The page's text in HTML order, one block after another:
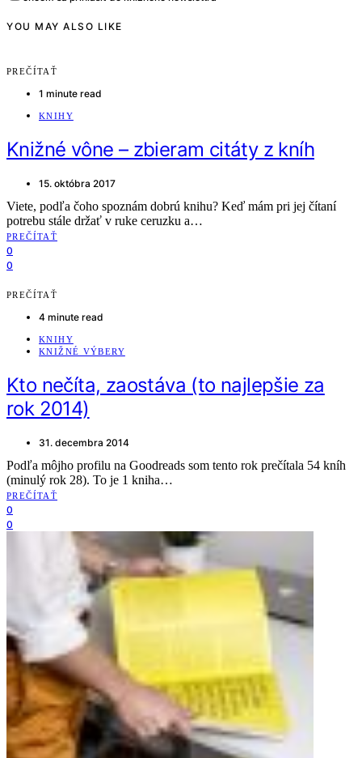
YOU MAY ALSO LIKE
PREČÍTAŤ
1 minute read
KNIHY
Knižné vône – zbieram citáty z kníh
15. októbra 2017
Viete, podľa čoho spoznám dobrú knihu? Keď mám pri jej čítaní
potrebu stále držať v ruke ceruzku a…
PREČÍTAŤ
0
0
PREČÍTAŤ
4 minute read
KNIHY
KNIŽNÉ VÝBERY
Kto nečíta, zaostáva (to najlepšie za
rok 2014)
31. decembra 2014
Podľa môjho profilu na Goodreads som tento rok prečítala 54 kníh
(minulý rok 28). To je 1 kniha…
PREČÍTAŤ
0
0